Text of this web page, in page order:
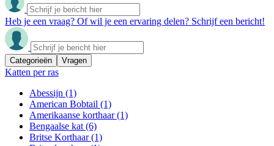
Heb je een vraag? Of wil je een ervaring delen? Schrijf een bericht!
Categorieën Vragen
Katten per ras
Abessijn (1)
American Bobtail (1)
Amerikaanse korthaar(1)
Bengaalse kat (6)
Britse Korthaar(1)